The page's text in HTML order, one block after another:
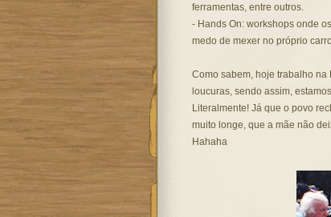
ferramentas, entre outros.
- Hands On: workshops onde
medo de mexer no próprio
Como sabem, hoje trabalho
loucuras, sendo assim,
Literalmente! Já que o povo
muito longe, que a mãe não
Hahaha